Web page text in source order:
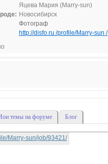
Яцева Мария (Marry-sun)
Новосибирск
Фотограф
http://disfo.ru /profile/Marry-sun /
темы на форуме Блог
Marry-sun/job/93421/